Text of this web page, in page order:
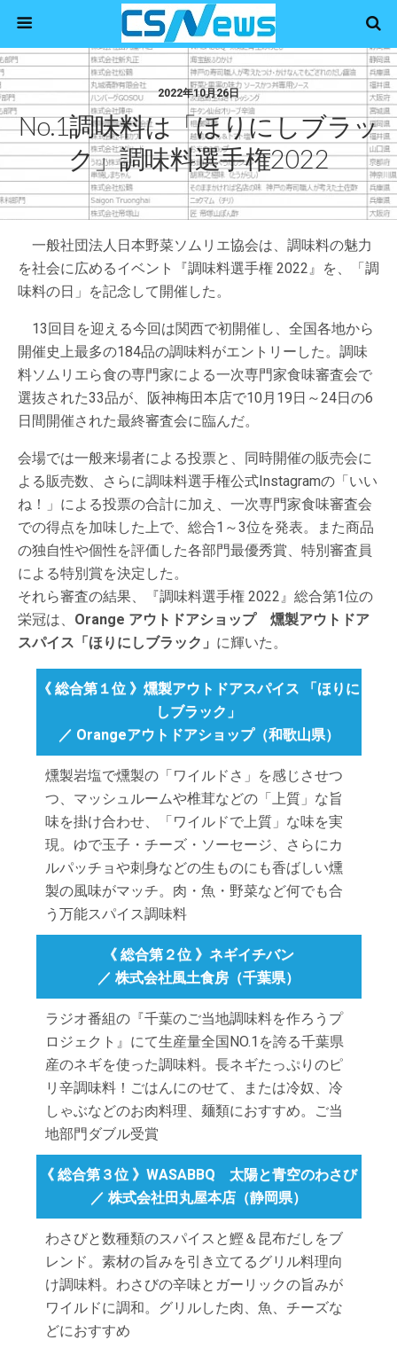
2022年10月26日
No.1調味料は「ほりにしブラッ
ク」調味料選手権2022
一般社団法人日本野菜ソムリエ協会は、調味料の魅力
を社会に広めるイベント『調味料選手権 2022』を、「調
味料の日」を記念して開催した。
13回目を迎える今回は関西で初開催し、全国各地から
開催史上最多の184品の調味料がエントリーした。調味
料ソムリエら食の専門家による一次専門家食味審査会で
選抜された33品が、阪神梅田本店で10月19日～24日の6
日間開催された最終審査会に臨んだ。
会場では一般来場者による投票と、同時開催の販売会に
よる販売数、さらに調味料選手権公式Instagramの「いい
ね！」による投票の合計に加え、一次専門家食味審査会
での得点を加味した上で、総合1～3位を発表。また商品
の独自性や個性を評価した各部門最優秀賞、特別審査員
による特別賞を決定した。
それら審査の結果、『調味料選手権 2022』総合第1位の
栄冠は、 Orange アウトドアショップ 燻製アウトドア
スパイス「ほりにしブラック」 に輝いた。
《 総合第１位 》燻製アウトドアスパイス 「ほりに
しブラック」
／ Orangeアウトドアショップ（和歌山県）
燻製岩塩で燻製の「ワイルドさ」を感じさせつ
つ、マッシュルームや椎茸などの「上質」な旨
味を掛け合わせ、「ワイルドで上質」な味を実
現。ゆで玉子・チーズ・ソーセージ、さらにカ
ルパッチョや刺身などの生ものにも香ばしい燻
製の風味がマッチ。肉・魚・野菜など何でも合
う万能スパイス調味料
《 総合第２位 》ネギイチバン
／ 株式会社風土食房（千葉県）
ラジオ番組の『千葉のご当地調味料を作ろうプ
ロジェクト』にて生産量全国NO.1を誇る千葉県
産のネギを使った調味料。長ネギたっぷりのピ
リ辛調味料！ごはんにのせて、または冷奴、冷
しゃぶなどのお肉料理、麺類におすすめ。ご当
地部門ダブル受賞
《 総合第３位 》WASABBQ 太陽と青空のわさび
／ 株式会社田丸屋本店（静岡県）
わさびと数種類のスパイスと鰹＆昆布だしをブ
レンド。素材の旨みを引き立てるグリル料理向
け調味料。わさびの辛味とガーリックの旨みが
ワイルドに調和。グリルした肉、魚、チーズな
どにおすすめ